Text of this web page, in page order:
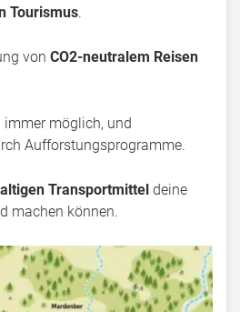
Tourismus.
von CO2-neutralem Reisen
immer möglich, und
Aufforstungsprogramme.
Transportmittel deine
machen können.